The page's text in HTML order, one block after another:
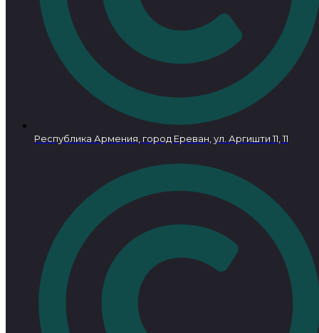
Республика Армения, город Ереван, ул. Аргишти 11, 11